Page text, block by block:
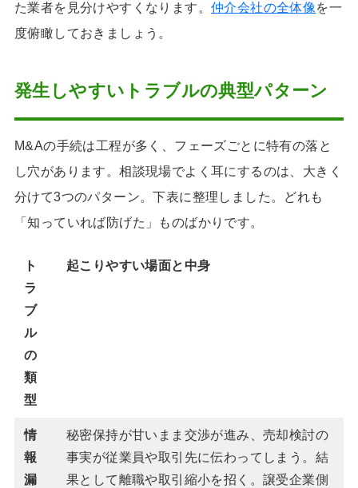
た業者を見分けやすくなります。 仲介会社の全体像を一
度俯瞰しておきましょう。
発生しやすいトラブルの典型パターン
M&Aの手続は工程が多く、フェーズごとに特有の落と
し穴があります。相談現場でよく耳にするのは、大きく
分けて3つのパターン。下表に整理しました。どれも
「知っていれば防げた」ものばかりです。
ト
ラ
ブ
ル
の
類
型
起こりやすい場面と中身
情
報
漏
秘密保持が甘いまま交渉が進み、売却検討の
事実が従業員や取引先に伝わってしまう。結
果として離職や取引縮小を招く。譲受企業側